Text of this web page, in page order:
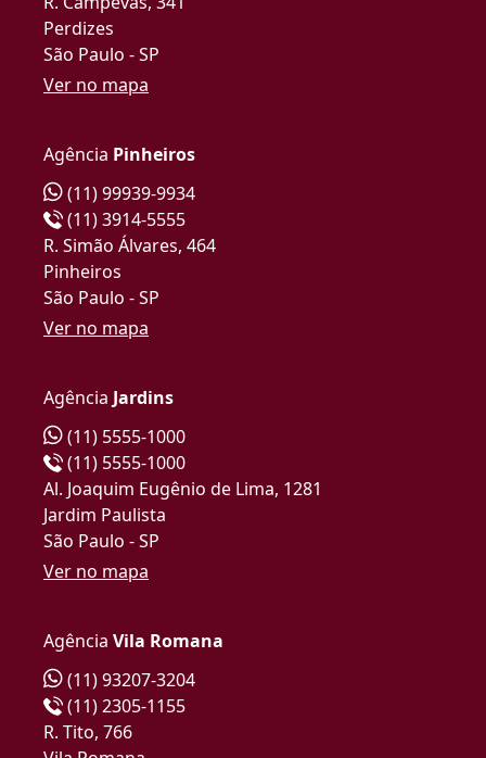
Perdizes
São Paulo - SP
Ver no mapa
Agência Pinheiros
(11) 99939-9934
(11) 3914-5555
R. Simão Álvares, 464
Pinheiros
São Paulo - SP
Ver no mapa
Agência Jardins
(11) 5555-1000
(11) 5555-1000
Al. Joaquim Eugênio de Lima, 1281
Jardim Paulista
São Paulo - SP
Ver no mapa
Agência Vila Romana
(11) 93207-3204
(11) 2305-1155
R. Tito, 766